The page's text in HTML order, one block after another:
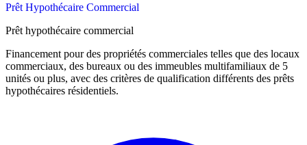
Prêt Hypothécaire Commercial
Prêt hypothécaire commercial
Financement pour des propriétés commerciales telles que des locaux
commerciaux, des bureaux ou des immeubles multifamiliaux de 5
unités ou plus, avec des critères de qualification différents des prêts
hypothécaires résidentiels.